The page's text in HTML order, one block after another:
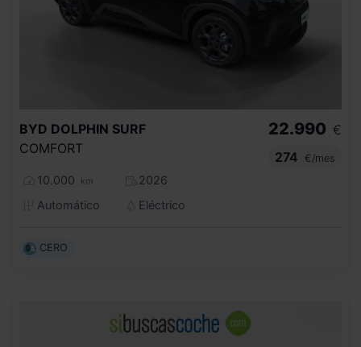
BYD DOLPHIN SURF
COMFORT
10.000 km
2026
Automático
Eléctrico
22.990 €
274
€/mes
CERO